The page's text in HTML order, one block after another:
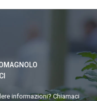
informazioni? Chiamaci